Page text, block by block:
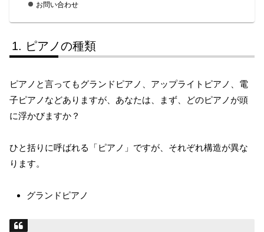
お問い合わせ
ピアノの種類
ピアノと言ってもグランドピアノ、アップライトピアノ、電
子ピアノなどありますが、あなたは、まず、どのピアノが頭
に浮かびますか？
ひと括りに呼ばれる「ピアノ」ですが、それぞれ構造が異な
ります。
グランドピアノ